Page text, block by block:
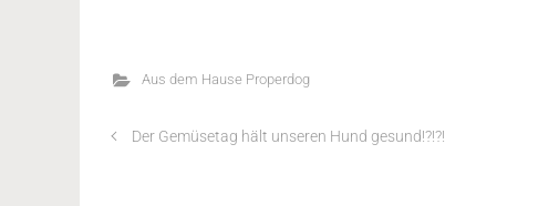
Aus dem Hause Properdog
Der Gemüsetag hält unseren Hund gesund!?!?!